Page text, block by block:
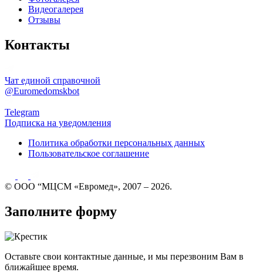
Видеогалерея
Отзывы
Контакты
Чат единой справочной
@Euromedomskbot
Telegram
Подписка на уведомления
Политика обработки персональных данных
Пользовательское соглашение
© ООО “МЦСМ «Евромед», 2007 – 2026.
Заполните форму
Оставьте свои контактные данные, и мы перезвоним Вам в
ближайшее время.